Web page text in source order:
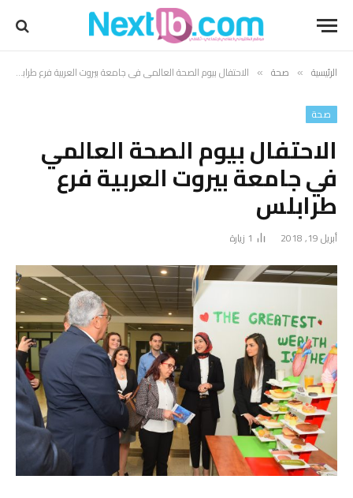
الرئيسية » صحة » الاحتفال بيوم الصحة العالمي في جامعة بيروت العربية فرع طرابلس
صحة
الاحتفال بيوم الصحة العالمي
في جامعة بيروت العربية فرع
طرابلس
أبريل 19, 2018 1 زيارة